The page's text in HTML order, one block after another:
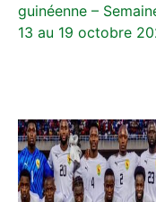
guinéenne –
13 au 19 octobre